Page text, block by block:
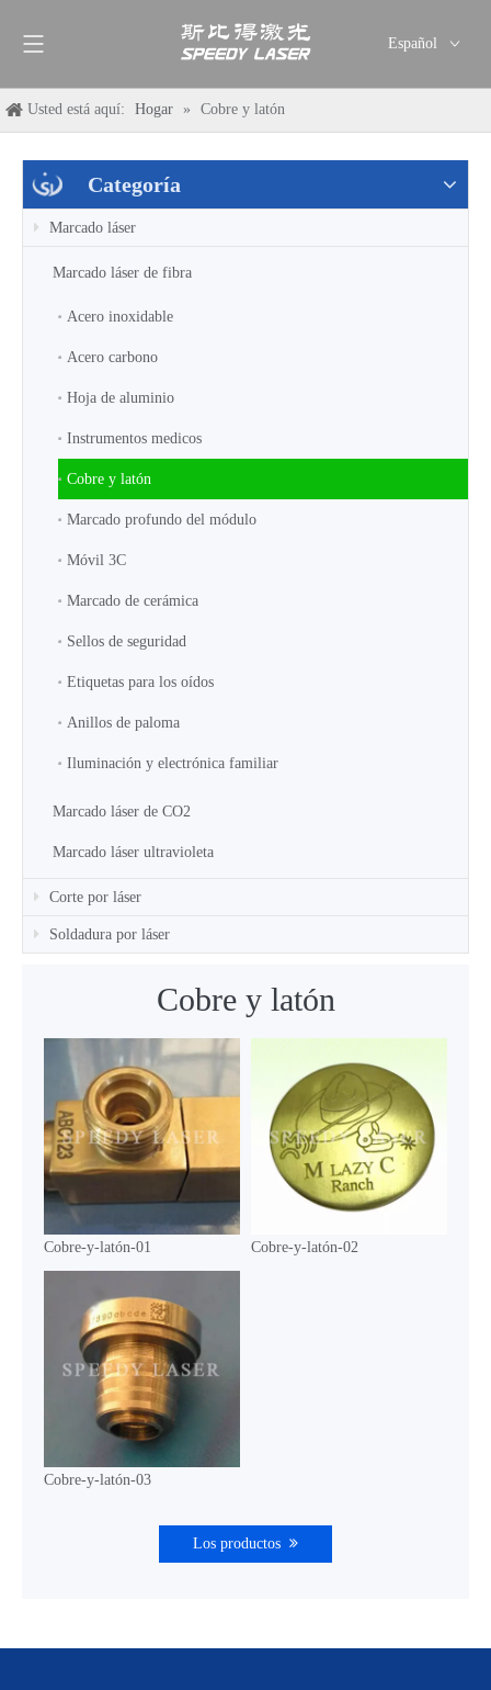
Español
Pусский
Usted está aquí: Hogar » Cobre y latón
Categoría
Marcado láser
Marcado láser de fibra
Acero inoxidable
Acero carbono
Hoja de aluminio
Instrumentos medicos
Cobre y latón
Marcado profundo del módulo
Móvil 3C
Marcado de cerámica
Sellos de seguridad
Etiquetas para los oídos
Anillos de paloma
Iluminación y electrónica familiar
Marcado láser de CO2
Marcado láser ultravioleta
Corte por láser
Soldadura por láser
Cobre y latón
Cobre-y-latón-01 Cobre-y-latón-02
Cobre-y-latón-03
Los productos